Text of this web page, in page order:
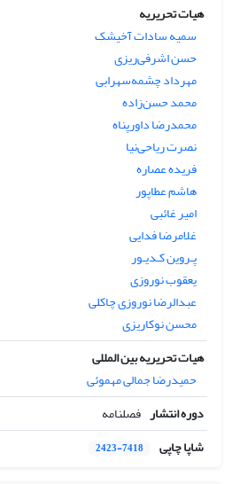
هیات تحریریه
سمیه سادات آخیشک
حسن اشرفی‌ریزی
مهرداد چشمه‌سهرابی
محمد حسن‌زاده
محمدرضا داورپناه
نصرت ریاحی‌نیا
فریده عصاره
هاشم عطاپور
امیر غائبی
غلامرضا فدایی
پـروین کـدیـور
یعقوب نوروزی
عبدالرضا نوروزی چاکلی
محسن نوکاریزی
هیات تحریریه بین المللی
حمیدرضا جمالی مهموئی
دوره انتشار فصلنامه
شاپا چاپی
2423-7418